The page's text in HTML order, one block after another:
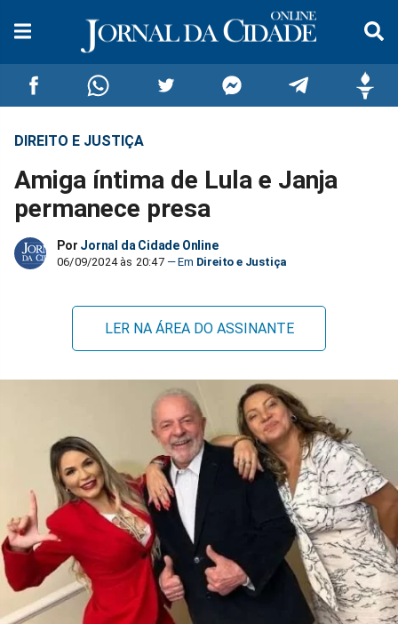
Compartilhar
no
Facebook
Compartilhar
no
Whatsapp
Compartilhar
no
Twitter
no
Messenger
no
DIREITO E JUSTIÇA
Amiga íntima de Lula e Janja
permanece presa
Por Jornal da Cidade Online
06/09/2024 às 20:47 Direito e Justiça
LER NA ÁREA DO ASSINANTE